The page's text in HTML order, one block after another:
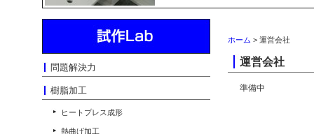
ホーム > 運営会社
運営会社
準備中
問題解決力
樹脂加工
ヒートプレス成形
熱曲げ加工